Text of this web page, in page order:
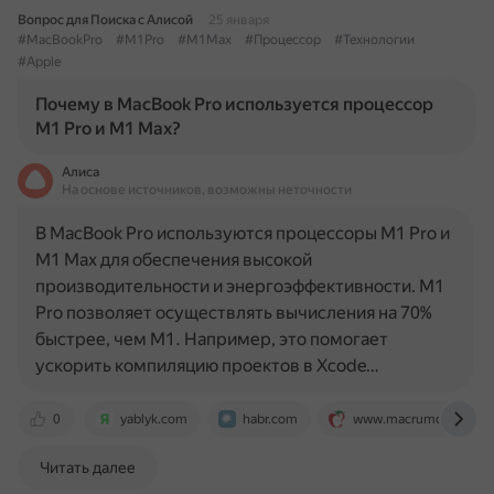
Вопрос для Поиска с Алисой
25 января
#MacBookPro
#M1Pro #M1Max #Процессор
#Технологии
#Apple
Почему в MacBook Pro используется процессор
M1 Pro и M1 Max?
Алиса
На основе источников, возможны неточности
0 yablyk.com habr.com www.macrumors.com
В MacBook Pro используются процессоры M1 Pro и
M1 Max для обеспечения высокой
производительности и энергоэффективности. M1
Pro позволяет осуществлять вычисления на 70%
быстрее, чем M1. Например, это помогает
ускорить компиляцию проектов в Xcode…
Читать далее